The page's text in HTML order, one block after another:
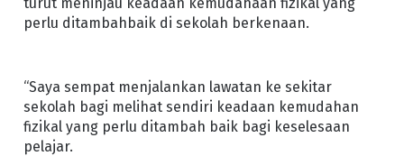
perlu ditambahbaik di sekolah berkenaan.
“Saya sempat menjalankan lawatan ke sekitar
sekolah bagi melihat sendiri keadaan kemudahan
fizikal yang perlu ditambah baik bagi keselesaan
pelajar.